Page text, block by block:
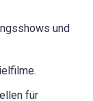
und
für